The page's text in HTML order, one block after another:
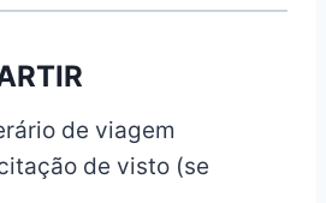
de viagem
de visto (se